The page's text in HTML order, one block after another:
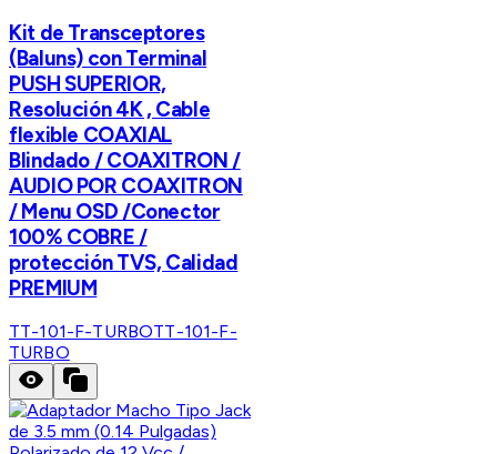
Kit de Transceptores
(Baluns) con Terminal
PUSH SUPERIOR,
Resolución 4K , Cable
flexible COAXIAL
Blindado / COAXITRON /
AUDIO POR COAXITRON
/ Menu OSD /Conector
100% COBRE /
protección TVS, Calidad
PREMIUM
TT-101-F-TURBOTT-101-F-
TURBO